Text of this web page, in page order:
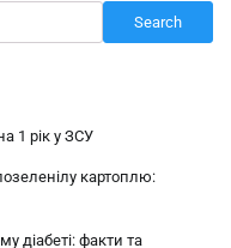
Search
1 рік у ЗСУ
картоплю:
діабеті: факти та